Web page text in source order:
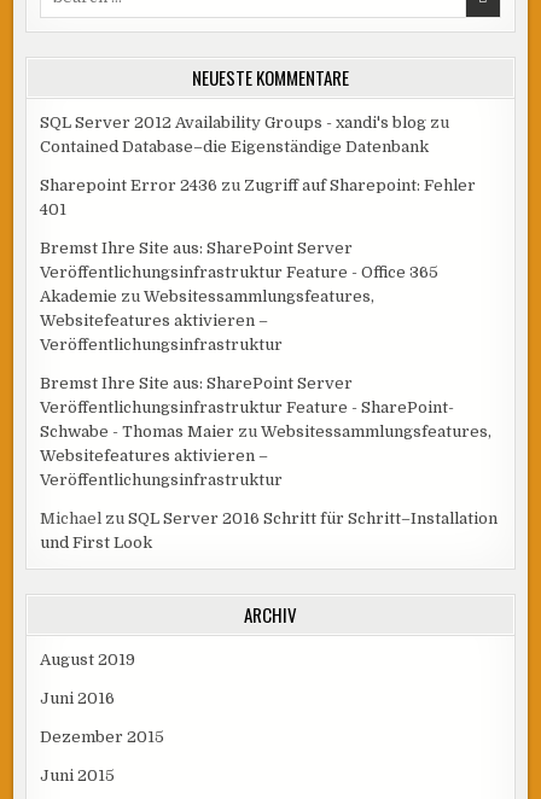
NEUESTE KOMMENTARE
SQL Server 2012 Availability Groups - xandi's blog zu
Contained Database–die Eigenständige Datenbank
Sharepoint Error 2436 zu Zugriff auf Sharepoint: Fehler
401
Bremst Ihre Site aus: SharePoint Server
Veröffentlichungsinfrastruktur Feature - Office 365
Akademie zuWebsitessammlungsfeatures,
Websitefeatures aktivieren –
Veröffentlichungsinfrastruktur
Bremst Ihre Site aus: SharePoint Server
Veröffentlichungsinfrastruktur Feature - SharePoint-
Schwabe - Thomas Maier zuWebsitessammlungsfeatures,
Websitefeatures aktivieren –
Veröffentlichungsinfrastruktur
Michael zuSQL Server 2016 Schritt für Schritt–Installation
und First Look
ARCHIV
August 2019
Juni 2016
Dezember 2015
Juni 2015